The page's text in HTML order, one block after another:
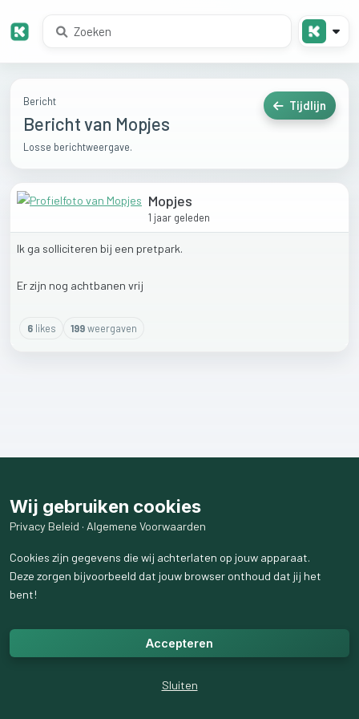
Bericht
Bericht van Mopjes
Losse berichtweergave.
Tijdlijn
Mopjes
1 jaar geleden
Ik ga solliciteren bij een pretpark.
Erzijn nog achtbanen vrij
6likes 199weergaven
Wij gebruiken cookies
Privacy Beleid · Algemene Voorwaarden
Cookies zijn gegevens die wij achterlaten op jouw apparaat.
Deze zorgen bijvoorbeeld dat jouw browser onthoud dat jij het
bent!
Accepteren
Sluiten